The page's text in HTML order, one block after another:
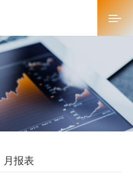
首页
关于恒鼎
新闻中心
恒鼎文化
月报表